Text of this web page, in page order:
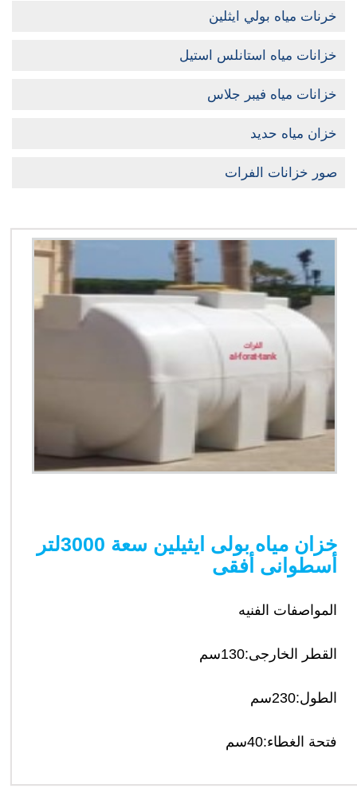
خرنات مياه بولي ايثلين
خزانات مياه استانلس استيل
خزانات مياه فيبر جلاس
خزان مياه حديد
صور خزانات الفرات
خزان مياه بولى ايثيلين سعة 3000لتر
أسطوانى أفقى
المواصفات الفنيه
القطر الخارجى:130سم
الطول:230سم
فتحة الغطاء:40سم